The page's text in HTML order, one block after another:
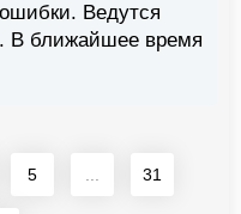
Ведутся
В ближайшее время
5 31